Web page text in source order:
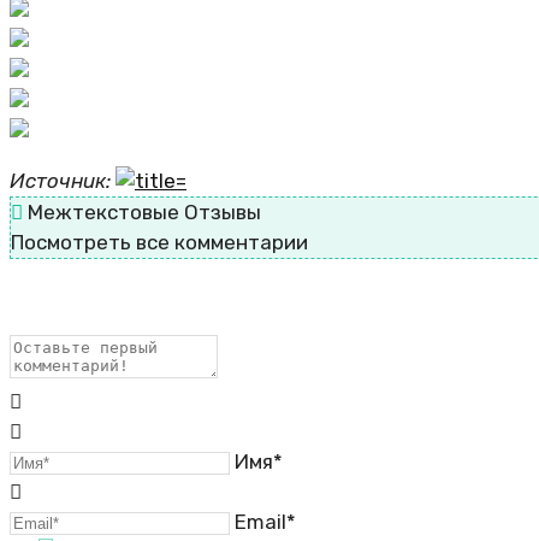
Источник:
Межтекстовые Отзывы
Посмотреть все комментарии
Имя*
Email*